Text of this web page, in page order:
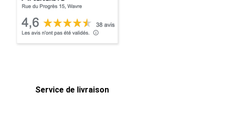
Service de livraison